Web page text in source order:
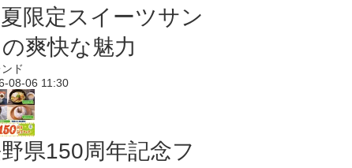
夏限定スイーツサン
の爽快な魅力
ンド
08-06 11:30
県150周年記念フ